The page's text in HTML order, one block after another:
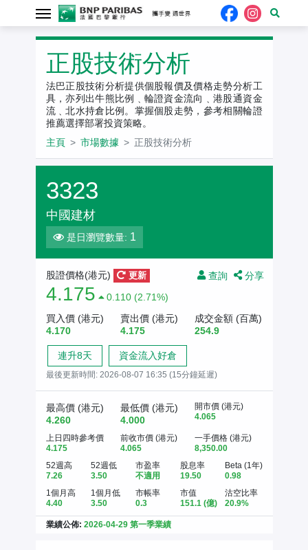
正股技術分析
法巴正股技術分析提供個股報價及價格走勢分析工
具，亦列出牛熊比例﹑輪證資金流向﹑港股通資金
流﹑北水持倉比例。掌握個股走勢，參考相關輪證
推薦選擇部署投資策略。
主頁
市場數據 正股技術分析
3323
中國建材
是日瀏覽數量: 1
查詢 分享
股證價格(港元) 更新
4.175
0.110 (2.71%)
買入價 (港元)
4.170
賣出價 (港元)
4.175
成交金額 (百萬)
254.9
連升8天 資金流入好倉
最後更新時間: 2026-08-07 16:35 (15分鐘延遲)
最高價 (港元)
4.260
最低價 (港元)
4.000
開市價 (港元)
4.065
上日四時參考價
4.175
前收市價 (港元)
4.065
一手價格 (港元)
8,350.00
52週高
7.26
52週低
3.50
市盈率
不適用
股息率
19.50
Beta (1年)
0.98
1個月高
4.40
1個月低
3.50
市帳率
0.3
市值
151.1 (億)
沽空比率
20.9%
業績公佈: 2026-04-29 第一季業績